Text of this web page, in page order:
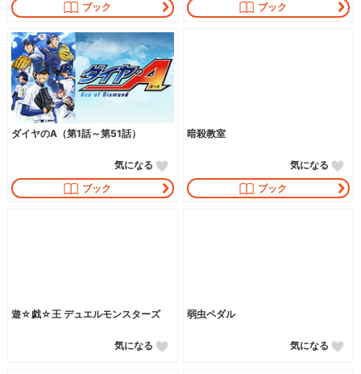
ブック ブック
ダイヤのA（第1話～第51話）
ブック
気になる
暗殺教室
ブック
気になる
遊☆戯☆王 デュエルモンスターズ
気になる
弱虫ペダル
気になる